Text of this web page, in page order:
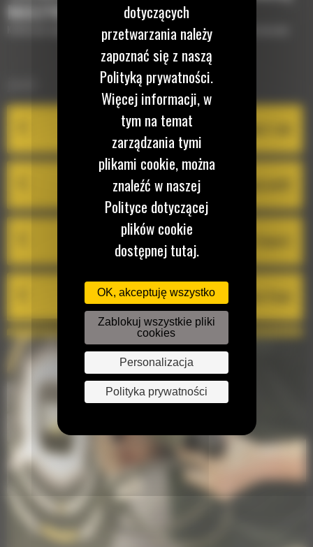
MASZYNĘ
Krótki opis wyposażenia lub technologii potrzebnych do uzupełnienia maszyny
EQUIPMENT MANAGEMENT
System Cat Product Link
Cat Remote Flash
Cat Remote Troubleshooting
Cat PL161 Attachment Locator
VisionLink® Productivity
Equipment
dotyczących
przetwarzania należy
zapoznać się z naszą
Polityką prywatności.
Więcej informacji, w
tym na temat
zarządzania tymi
plikami cookie, można
znaleźć w naszej
Polityce dotyczącej
plików cookie
dostępnej tutaj.
OK, akceptuję wszystko
Zablokuj wszystkie pliki
cookies
Personalizacja
Polityka prywatności